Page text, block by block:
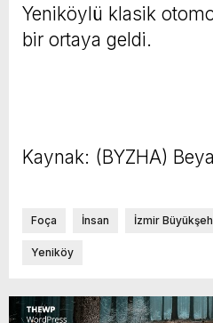
Yeniköylü klasik
bir ortaya geldi.
Kaynak: (BYZHA)
Foça İnsan İzmir
Yeniköy